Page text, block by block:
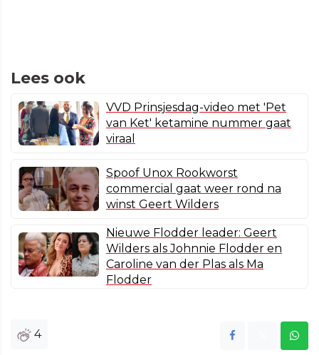
Lees ook
VVD Prinsjesdag-video met 'Pet
van Ket' ketamine nummer gaat
viraal
Spoof Unox Rookworst
commercial gaat weer rond na
winst Geert Wilders
Nieuwe Flodder leader: Geert
Wilders als Johnnie Flodder en
Caroline van der Plas als Ma
Flodder
4